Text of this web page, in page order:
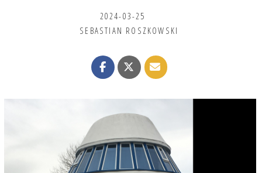
2024-03-25
SEBASTIAN ROSZKOWSKI